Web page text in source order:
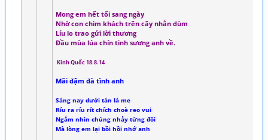
Mong em hết tối sang ngày
Nhờ con chim khách trên cây nhắn dùm
Líu lo trao gửi lời thương
Đầu mùa lúa chín tinh sương anh về.
Kinh Quốc 18.8.14
Mãi đậm đà tình anh
Sáng nay dưới tán lá me
Ríu ra ríu rít chích choè reo vui
Ngắm nhìn chúng nhảy từng đôi
Mà lòng em lại bồi hồi nhớ anh